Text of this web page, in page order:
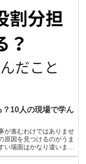
10人の現場で学ん
が進むわけではありませ
原因を見つけるのがうま
い場面はかなり違いま
ましたが、若い...